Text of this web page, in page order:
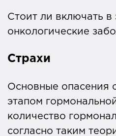
Стоит ли включать в
онкологические
Страхи
Основные опасения
этапом
количество
согласно таким